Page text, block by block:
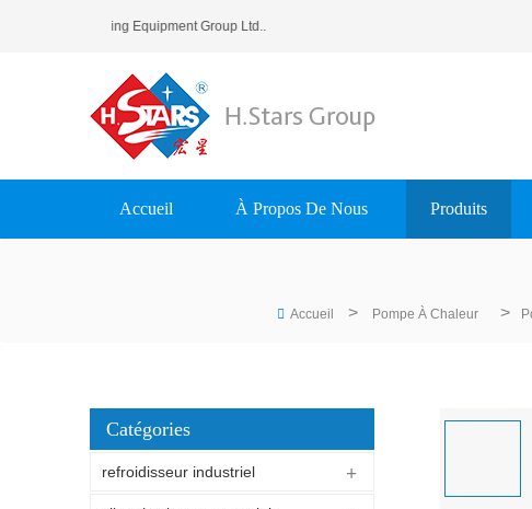
(Guangzhou) Refrigerating Equipment Group Ltd..
Accueil À Propos De Nous Produits
Accueil > Pompe À Chaleur >
Catégories
refroidisseur industriel